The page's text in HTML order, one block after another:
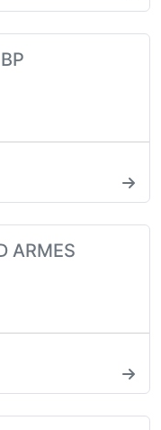
ARMES